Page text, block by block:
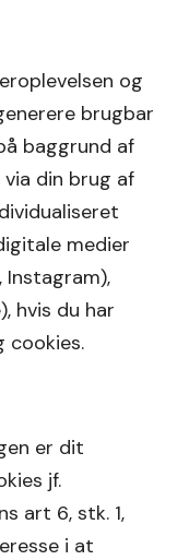
og
brugbar
baggrund af
din brug af
medier
Instagram),
hvis du har
cookies.
er dit
jf.
art 6, stk. 1,
i at